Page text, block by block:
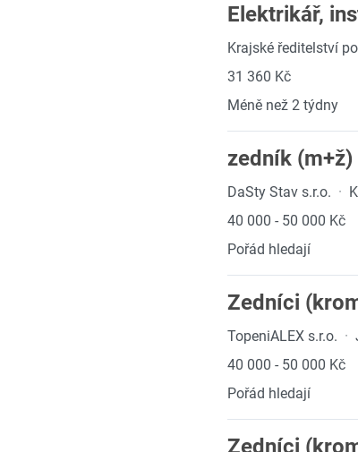
Elektrikář,
Krajské ředitelství
31 360 Kč
Méně než 2 týdny
zedník (m+ž)
DaSty Stav s.r.o. ·
40 000 - 50 000 Kč
Pořád hledají
Zedníci
TopeniALEX s.r.o. ·
40 000 - 50 000 Kč
Pořád hledají
Zedníci